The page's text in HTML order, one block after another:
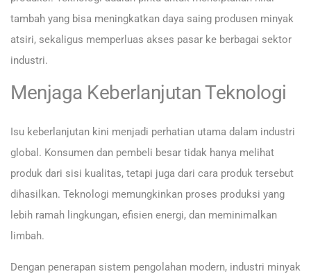
tambah yang bisa meningkatkan daya saing produsen minyak
atsiri, sekaligus memperluas akses pasar ke berbagai sektor
industri.
Menjaga Keberlanjutan Teknologi
Isu keberlanjutan kini menjadi perhatian utama dalam industri
global. Konsumen dan pembeli besar tidak hanya melihat
produk dari sisi kualitas, tetapi juga dari cara produk tersebut
dihasilkan. Teknologi memungkinkan proses produksi yang
lebih ramah lingkungan, efisien energi, dan meminimalkan
limbah.
Dengan penerapan sistem pengolahan modern, industri minyak